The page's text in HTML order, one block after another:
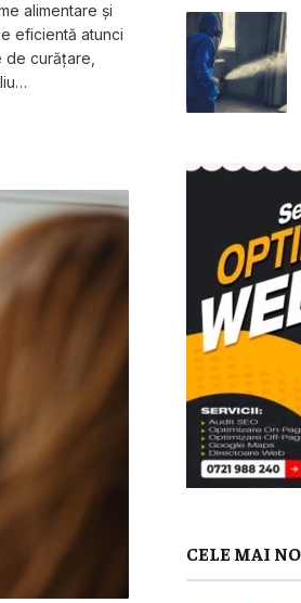
alimentare și
eficientă atunci
de curățare,
CELE MAI